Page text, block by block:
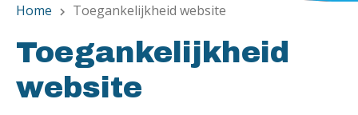
Home chevron_right Toegankelijkheid website
Toegankelijkheid
website